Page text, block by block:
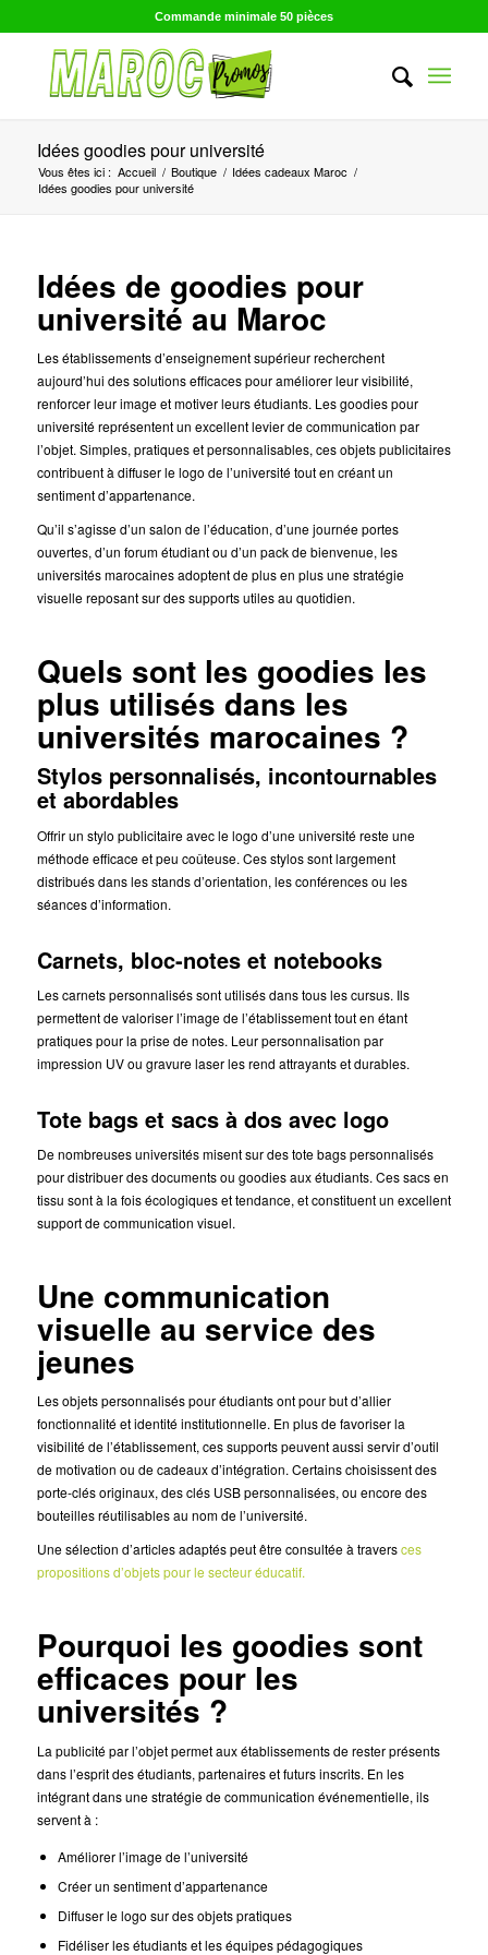
Commande minimale 50 pièces
Idées goodies pour université
Vous êtes ici : Accueil / Boutique / Idées cadeaux Maroc /
Idées goodies pour université
Idées de goodies pour
université au Maroc
Les établissements d’enseignement supérieur recherchent
aujourd’hui des solutions efficaces pour améliorer leur visibilité,
renforcer leur image et motiver leurs étudiants. Les goodies pour
université représentent un excellent levier de communication par
l’objet. Simples, pratiques et personnalisables, ces objets publicitaires
contribuent à diffuser le logo de l’université tout en créant un
sentiment d’appartenance.
Qu’il s’agisse d’un salon de l’éducation, d’une journée portes
ouvertes, d’un forum étudiant ou d’un pack de bienvenue, les
universités marocaines adoptent de plus en plus une stratégie
visuelle reposant sur des supports utiles au quotidien.
Quels sont les goodies les
plus utilisés dans les
universités marocaines ?
Stylos personnalisés, incontournables
et abordables
Offrir un stylo publicitaire avec le logo d’une université reste une
méthode efficace et peu coûteuse. Ces stylos sont largement
distribués dans les stands d’orientation, les conférences ou les
séances d’information.
Carnets, bloc-notes et notebooks
Les carnets personnalisés sont utilisés dans tous les cursus. Ils
permettent de valoriser l’image de l’établissement tout en étant
pratiques pour la prise de notes. Leur personnalisation par
impression UV ou gravure laser les rend attrayants et durables.
Tote bags et sacs à dos avec logo
De nombreuses universités misent sur des tote bags personnalisés
pour distribuer des documents ou goodies aux étudiants. Ces sacs en
tissu sont à la fois écologiques et tendance, et constituent un excellent
support de communication visuel.
Une communication
visuelle au service des
jeunes
Les objets personnalisés pour étudiants ont pour but d’allier
fonctionnalité et identité institutionnelle. En plus de favoriser la
visibilité de l’établissement, ces supports peuvent aussi servir d’outil
de motivation ou de cadeaux d’intégration. Certains choisissent des
porte-clés originaux, des clés USB personnalisées, ou encore des
bouteilles réutilisables au nom de l’université.
Une sélection d’articles adaptés peut être consultée à traversces
propositions d’objets pour le secteur éducatif.
Pourquoi les goodies sont
efficaces pour les
universités ?
La publicité par l’objet permet aux établissements de rester présents
dans l’esprit des étudiants, partenaires et futurs inscrits. En les
intégrant dans une stratégie de communication événementielle, ils
servent à :
Améliorer l’image de l’université
Créer un sentiment d’appartenance
Diffuser le logo sur des objets pratiques
Fidéliser les étudiants et les équipes pédagogiques